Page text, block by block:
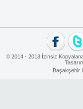
© 2014 - 2018 İzinsiz
Başakşehir